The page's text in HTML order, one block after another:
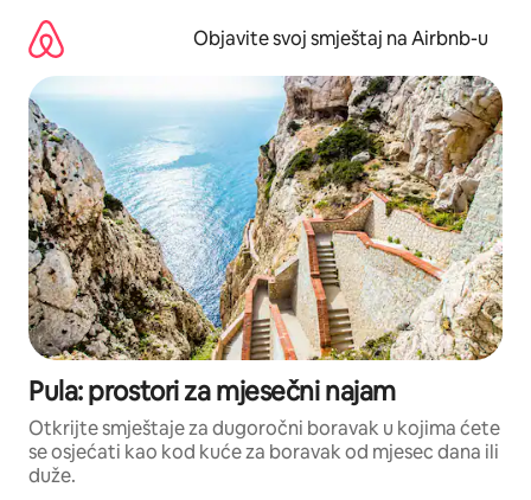
sadržaj
Objavite svoj smještaj na Airbnb-u
Pula: prostori za mjesečni najam
Otkrijte smještaje za dugoročni boravak u kojima ćete
se osjećati kao kod kuće za boravak od mjesec dana ili
duže.